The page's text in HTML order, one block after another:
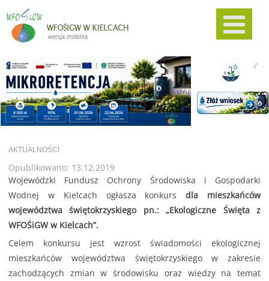
AKTUALNOŚCI
Opublikowano: 13.12.2019
Wojewódzki Fundusz Ochrony Środowiska i Gospodarki
Wodnej w Kielcach ogłasza konkursdla mieszkańców
województwa świętokrzyskiego pn.: „Ekologiczne Święta z
WFOŚiGW w Kielcach”.
Celem konkursu jest wzrost świadomości ekologicznej
mieszkańców województwa świętokrzyskiego w zakresie
zachodzących zmian w środowisku oraz wiedzy na temat